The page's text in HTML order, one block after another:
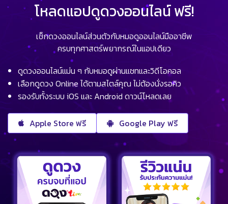
โหลดแอปดูดวงออนไลน์ ฟรี!
เช็กดวงออนไลน์ส่วนตัวกับหมอดูออนไลน์มืออาชีพ
ครบทุกศาสตร์พยากรณ์ในแอปเดียว
ดูดวงออนไลน์แม่น ๆ กับหมอดูผ่านแชทและวิดีโอคอล
เลือกดูดวง Online ได้ตามสไตล์คุณ ไม่ต้องนั่งรอคิว
รองรับทั้งระบบ iOS และ Android ดาวน์โหลดเลย
Apple Store ฟรี Google Play ฟรี